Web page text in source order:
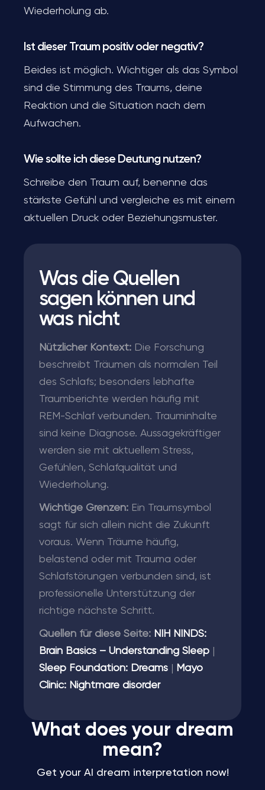
Wiederholung ab.
Ist dieser Traum positiv oder negativ?
Beides ist möglich. Wichtiger als das Symbol
sind die Stimmung des Traums, deine
Reaktion und die Situation nach dem
Aufwachen.
Wie sollte ich diese Deutung nutzen?
Schreibe den Traum auf, benenne das
stärkste Gefühl und vergleiche es mit einem
aktuellen Druck oder Beziehungsmuster.
Was die Quellen
sagen können und
was nicht
Nützlicher Kontext: Die Forschung
beschreibt Träumen als normalen Teil
des Schlafs; besonders lebhafte
Traumberichte werden häufig mit
REM-Schlaf verbunden. Trauminhalte
sind keine Diagnose. Aussagekräftiger
werden sie mit aktuellem Stress,
Gefühlen, Schlafqualität und
Wiederholung.
Wichtige Grenzen: Ein Traumsymbol
sagt für sich allein nicht die Zukunft
voraus. Wenn Träume häufig,
belastend oder mit Trauma oder
Schlafstörungen verbunden sind, ist
professionelle Unterstützung der
richtige nächste Schritt.
Quellen für diese Seite: NIH NINDS:
Brain Basics – Understanding Sleep
Sleep Foundation: Dreams
Mayo
Clinic: Nightmare disorder
What does your dream
mean?
Get your AI dream interpretation now!